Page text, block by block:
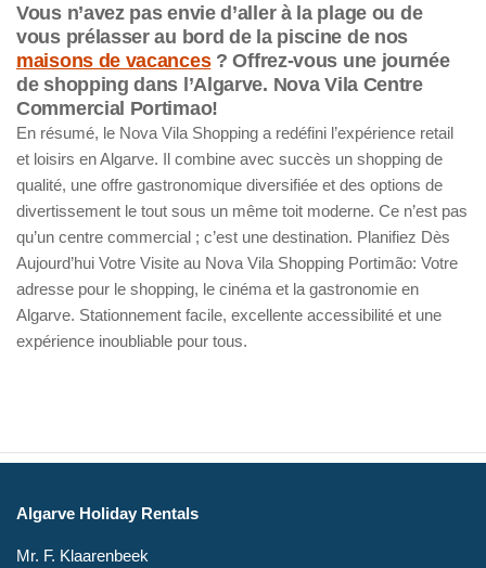
Vous n’avez pas envie d’aller à la plage ou de
vous prélasser au bord de la piscine de nos
maisons de vacances? Offrez-vous une journée
de shopping dans l’Algarve. Nova Vila Centre
Commercial Portimao!
En résumé, le Nova Vila Shopping a redéfini l’expérience retail
et loisirs en Algarve. Il combine avec succès un shopping de
qualité, une offre gastronomique diversifiée et des options de
divertissement le tout sous un même toit moderne. Ce n’est pas
qu’un centre commercial ; c’est une destination. Planifiez Dès
Aujourd’hui Votre Visite au Nova Vila Shopping Portimão: Votre
adresse pour le shopping, le cinéma et la gastronomie en
Algarve. Stationnement facile, excellente accessibilité et une
expérience inoubliable pour tous.
Algarve Holiday Rentals
Mr. F. Klaarenbeek